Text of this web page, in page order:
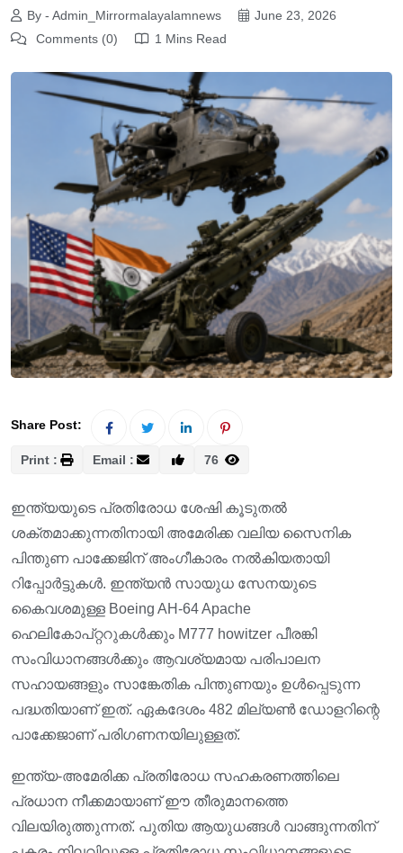
By - Admin_Mirrormalayalamnews
June 23, 2026
Comments (0)
1 Mins Read
Share Post:
Print : Email : 76
ഇന്ത്യയുടെ പ്രതിരോധ ശേഷി കൂടുതൽ
ശക്തമാക്കുന്നതിനായി അമേരിക്ക വലിയ സൈനിക
പിന്തുണ പാക്കേജിന് അംഗീകാരം നൽകിയതായി
റിപ്പോർട്ടുകൾ. ഇന്ത്യൻ സായുധ സേനയുടെ
കൈവശമുള്ള Boeing AH-64 Apache
ഹെലികോപ്റ്ററുകൾക്കും M777 howitzer പീരങ്കി
സംവിധാനങ്ങൾക്കും ആവശ്യമായ പരിപാലന
സഹായങ്ങളും സാങ്കേതിക പിന്തുണയും ഉൾപ്പെടുന്ന
പദ്ധതിയാണ് ഇത്. ഏകദേശം 482 മില്യൺ ഡോളറിന്റെ
പാക്കേജാണ് പരിഗണനയിലുള്ളത്.
ഇന്ത്യ-അമേരിക്ക പ്രതിരോധ സഹകരണത്തിലെ
പ്രധാന നീക്കമായാണ് ഈ തീരുമാനത്തെ
വിലയിരുത്തുന്നത്. പുതിയ ആയുധങ്ങൾ വാങ്ങുന്നതിന്